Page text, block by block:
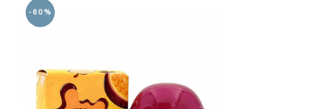
-60%